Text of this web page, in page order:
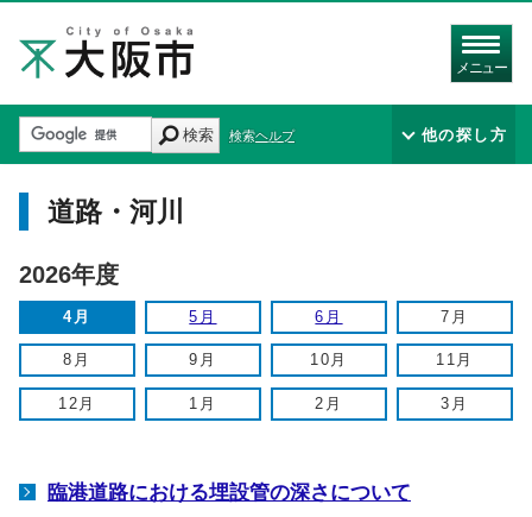
メニュー
検索 検索ヘルプ 他の探し方
道路・河川
2026年度
4月 5月 6月 7月
8月 9月 10月 11月
12月 1月 2月 3月
臨港道路における埋設管の深さについて